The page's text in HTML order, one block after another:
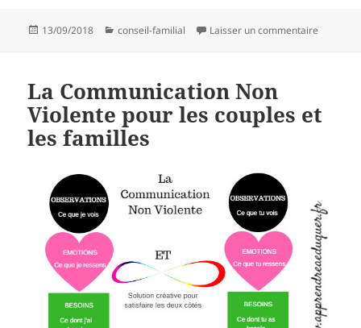
Publié
13/09/2018 Catégories
conseil-familial Laisser un commentaire
La Communication Non
Violente pour les couples et
les familles